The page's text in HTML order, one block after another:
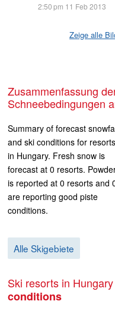
2:50 pm 11 Feb 2013
Zeige alle
Zusammenfassung der aktuellsten
Schneebedingungen
Summary of forecast
and ski conditions for resorts
in Hungary. Fresh snow is
forecast at 0 resorts.
is reported at 0 resorts and
are reporting good piste
conditions.
Alle Skigebiete
Ski resorts in
conditions